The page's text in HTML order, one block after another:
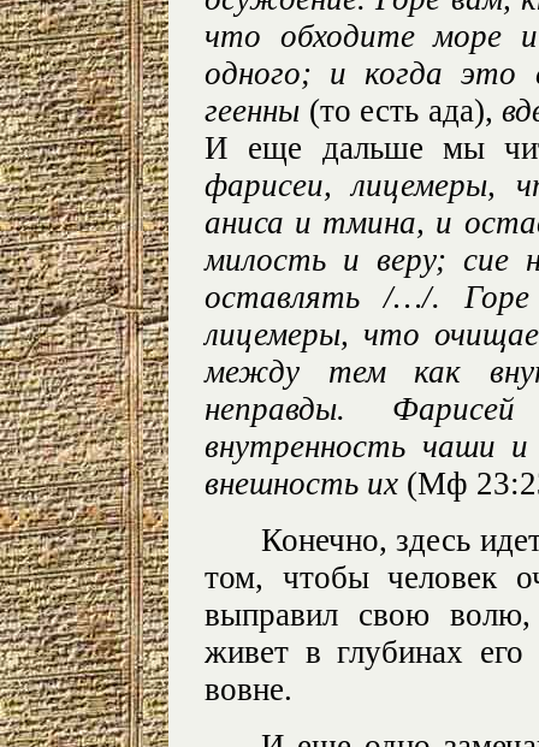
что обходите море
одного; и когда это
геенны (то есть ада),
И еще дальше мы
фарисеи, лицемеры,
аниса и тмина, и
милость и веру; сие
оставлять /…/.
лицемеры, что
между тем как
неправды.
внутренность чаши
внешность их (Мф
Конечно, здесь
том, чтобы человек
выправил свою
живет в глубинах
вовне.